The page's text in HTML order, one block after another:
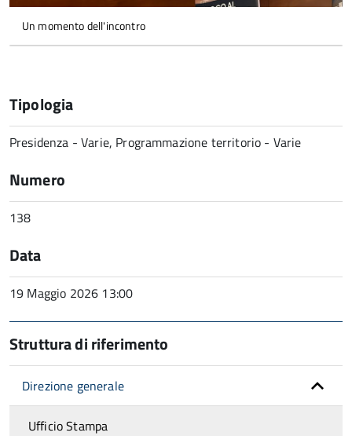
Un momento dell'incontro
Tipologia
Presidenza - Varie, Programmazione territorio - Varie
Numero
138
Data
19 Maggio 2026 13:00
Struttura di riferimento
Direzione generale
Ufficio Stampa